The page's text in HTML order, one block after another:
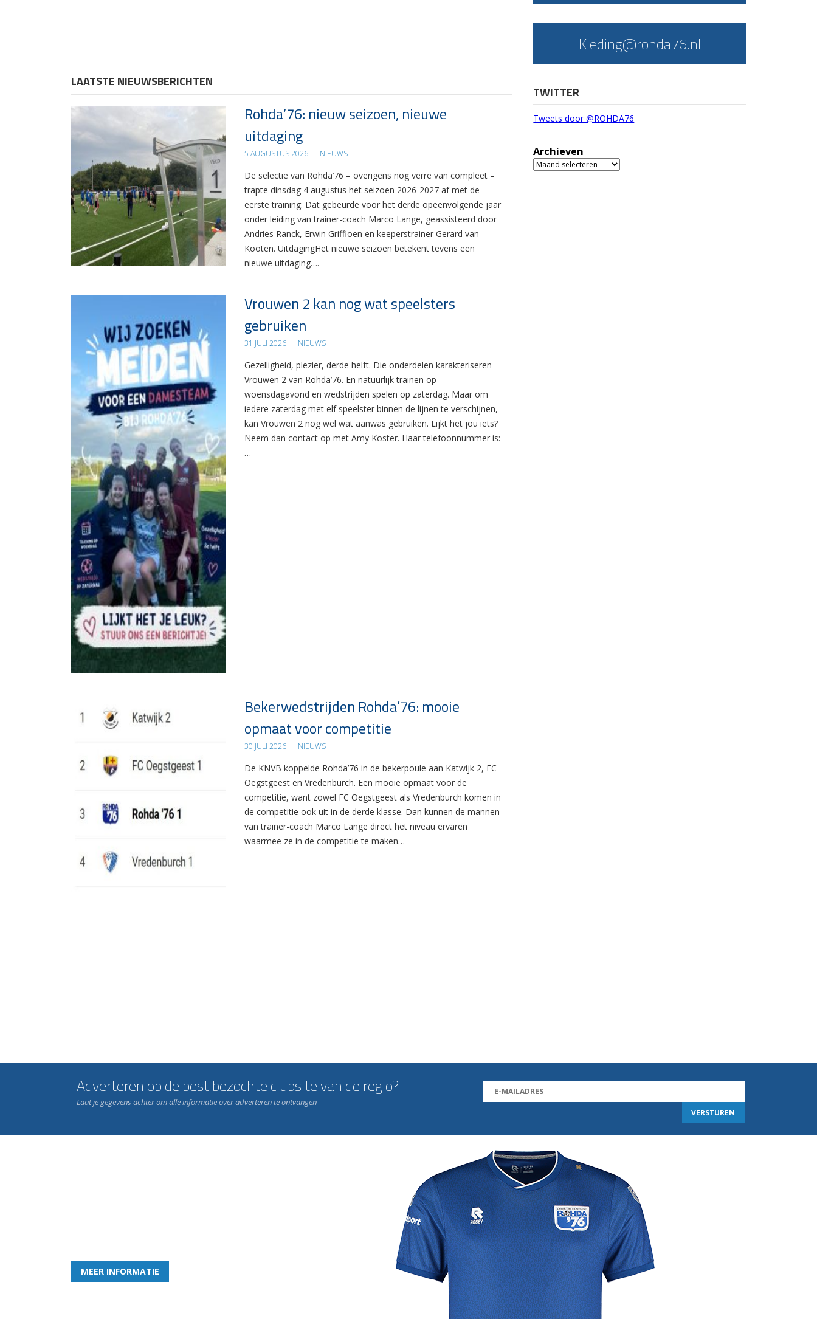
LAATSTE NIEUWSBERICHTEN
Rohda’76: nieuw seizoen, nieuwe
uitdaging
5 AUGUSTUS 2026 | NIEUWS
De selectie van Rohda’76 – overigens nog verre van compleet –
trapte dinsdag 4 augustus het seizoen 2026-2027 af met de
eerste training. Dat gebeurde voor het derde opeenvolgende jaar
onder leiding van trainer-coach Marco Lange, geassisteerd door
Andries Ranck, Erwin Griffioen en keeperstrainer Gerard van
Kooten. UitdagingHet nieuwe seizoen betekent tevens een
nieuwe uitdaging….
Vrouwen 2 kan nog wat speelsters
gebruiken
31 JULI 2026 | NIEUWS
Gezelligheid, plezier, derde helft. Die onderdelen karakteriseren
Vrouwen 2 van Rohda’76. En natuurlijk trainen op
woensdagavond en wedstrijden spelen op zaterdag. Maar om
iedere zaterdag met elf speelster binnen de lijnen te verschijnen,
kan Vrouwen 2 nog wel wat aanwas gebruiken. Lijkt het jou iets?
Neem dan contact op met Amy Koster. Haar telefoonnummer is:
…
Bekerwedstrijden Rohda’76: mooie
opmaat voor competitie
30 JULI 2026 | NIEUWS
De KNVB koppelde Rohda’76 in de bekerpoule aan Katwijk 2, FC
Oegstgeest en Vredenburch. Een mooie opmaat voor de
competitie, want zowel FC Oegstgeest als Vredenburch komen in
de competitie ook uit in de derde klasse. Dan kunnen de mannen
van trainer-coach Marco Lange direct het niveau ervaren
waarmee ze in de competitie te maken…
Kleding@rohda76.nl
TWITTER
Tweets door @ROHDA76
Archieven
Archieven
Adverteren op de best bezochte clubsite van de regio?
Laat je gegevens achter om alle informatie over adverteren te ontvangen
MEER INFORMATIE